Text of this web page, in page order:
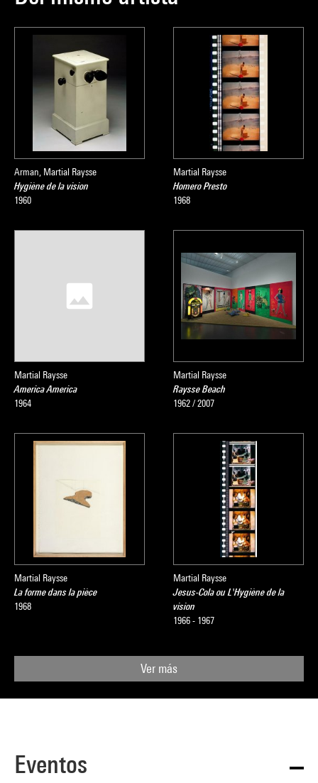
Arman, Martial Raysse
Hygiène de la vision
1960
Martial Raysse
Homero Presto
1968
Martial Raysse
America America
1964
Martial Raysse
Raysse Beach
1962 / 2007
Martial Raysse
La forme dans la pièce
1968
Martial Raysse
Jesus-Cola ou L'Hygiène de la
vision
1966 - 1967
Ver más
Eventos